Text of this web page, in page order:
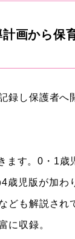
画から保
録し保護者へ
ます。0・1歳
歳児版が加わ
ども解説され
に収録。